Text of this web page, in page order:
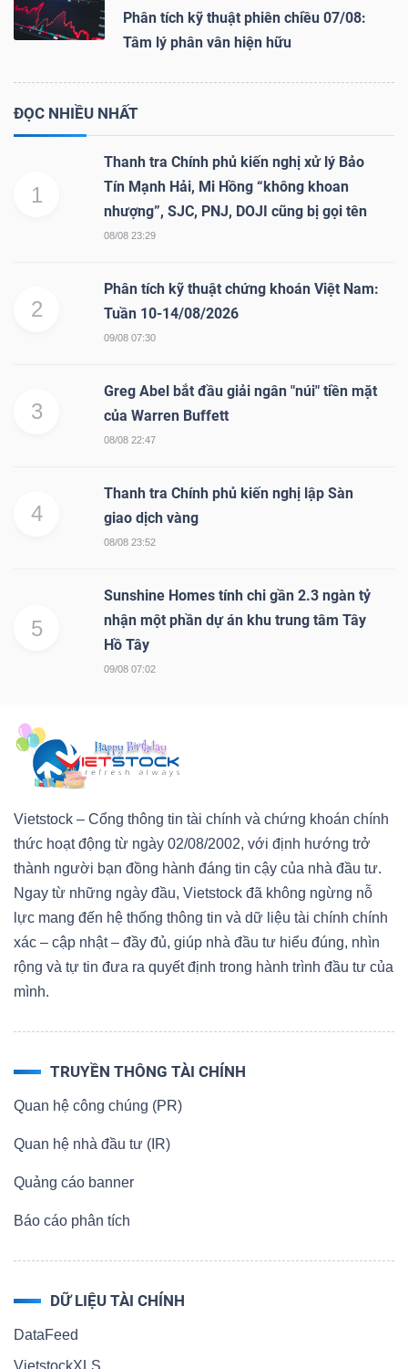
Phân tích kỹ thuật phiên chiều 07/08:
Tâm lý phân vân hiện hữu
ĐỌC NHIỀU NHẤT
1
Thanh tra Chính phủ kiến nghị xử lý Bảo
Tín Mạnh Hải, Mi Hồng “không khoan
nhượng”, SJC, PNJ, DOJI cũng bị gọi tên
08/08 23:29
2
Phân tích kỹ thuật chứng khoán Việt Nam:
Tuần 10-14/08/2026
09/08 07:30
3
Greg Abel bắt đầu giải ngân "núi" tiền mặt
của Warren Buffett
08/08 22:47
4
Thanh tra Chính phủ kiến nghị lập Sàn
giao dịch vàng
08/08 23:52
5
Sunshine Homes tính chi gần 2.3 ngàn tỷ
nhận một phần dự án khu trung tâm Tây
Hồ Tây
09/08 07:02
Vietstock – Cổng thông tin tài chính và chứng khoán chính
thức hoạt động từ ngày 02/08/2002, với định hướng trở
thành người bạn đồng hành đáng tin cậy của nhà đầu tư.
Ngay từ những ngày đầu, Vietstock đã không ngừng nỗ
lực mang đến hệ thống thông tin và dữ liệu tài chính chính
xác – cập nhật – đầy đủ, giúp nhà đầu tư hiểu đúng, nhìn
rộng và tự tin đưa ra quyết định trong hành trình đầu tư của
mình.
TRUYỀN THÔNG TÀI CHÍNH
Quan hệ công chúng (PR)
Quan hệ nhà đầu tư (IR)
Quảng cáo banner
Báo cáo phân tích
DỮ LIỆU TÀI CHÍNH
DataFeed